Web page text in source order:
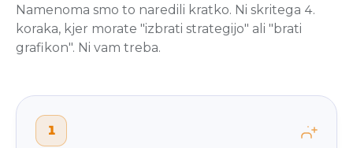
Namenoma smo to naredili kratko. Ni skritega 4.
koraka, kjer morate "izbrati strategijo" ali "brati
grafikon". Ni vam treba.
1